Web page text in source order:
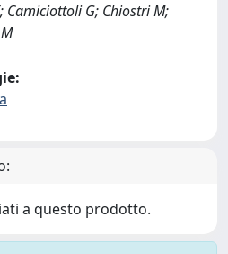
Camiciottoli G; Chiostri M;
a questo prodotto.